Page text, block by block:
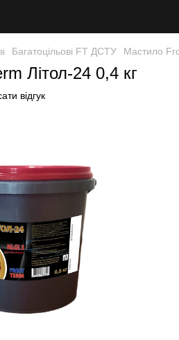
Багатоцільові FT ДСТУ Мастило
Літол-24 0,4 кг
відгук